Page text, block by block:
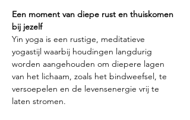
Een moment van diepe rust en thuiskomen
bij jezelf
Yin yoga is een rustige, meditatieve
yogastijl waarbij houdingen langdurig
worden aangehouden om diepere lagen
van het lichaam, zoals het bindweefsel, te
versoepelen en de levensenergie vrij te
laten stromen.